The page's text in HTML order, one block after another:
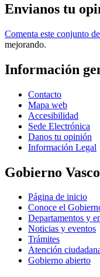
Envianos tu
Comenta este conjunto
mejorando.
Información
Contacto
Mapa web
Accesibilidad
Sede Electrónica
Danos tu opinión
Información Legal
Gobierno Vasco
Página de inicio
Conoce el
Departamentos y
Noticias y eventos
Trámites
Atención
Gobierno abierto